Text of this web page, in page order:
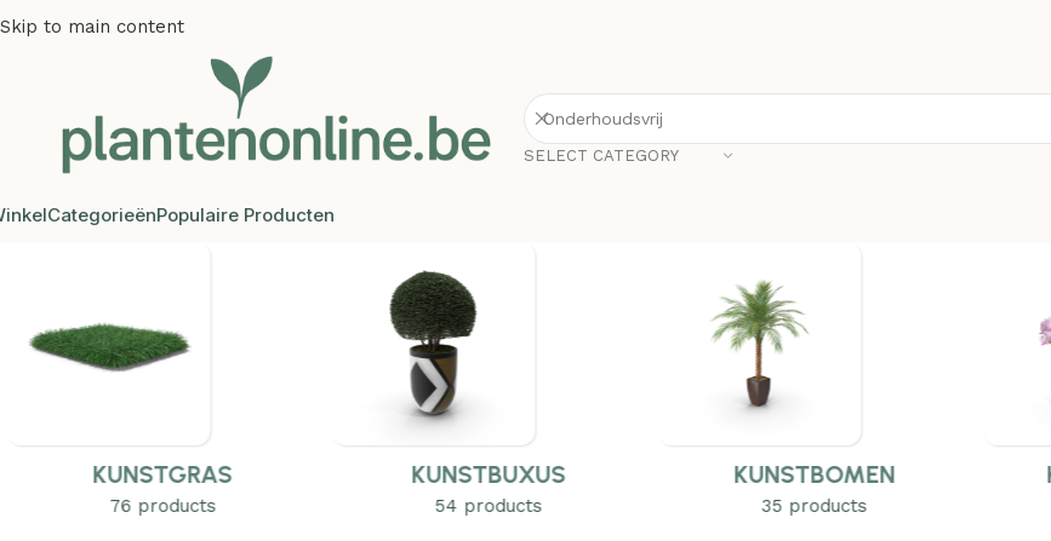
Skip to main content
SELECT CATEGORY
CategorieënPopulaire Producten
KUNSTBUXUS
54 products
KUNSTBOMEN
35 products
KUNSTBLOEMEN
19 products